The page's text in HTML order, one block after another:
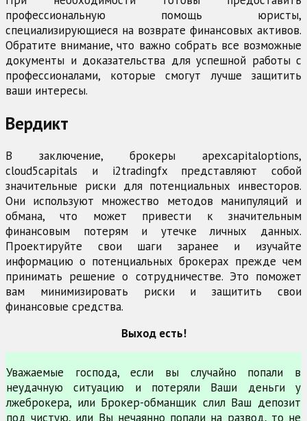
профессиональную помощь юристы,
специализирующиеся на возврате финансовых активов.
Обратите внимание, что важно собрать все возможные
документы и доказательства для успешной работы с
профессионалами, которые смогут лучше защитить
ваши интересы.
Вердикт
В заключение, брокеры apexcapitaloptions,
cloud5capitals и i2tradingfx представляют собой
значительные риски для потенциальных инвесторов.
Они используют множество методов манипуляций и
обмана, что может привести к значительным
финансовым потерям и утечке личных данных.
Проектируйте свои шаги заранее и изучайте
информацию о потенциальных брокерах прежде чем
принимать решение о сотрудничестве. Это поможет
вам минимизировать риски и защитить свои
финансовые средства.
Выход есть!
Уважаемые господа, если вы случайно попали в
неудачную ситуацию и потеряли Ваши деньги у
лжеброкера, или Брокер-обманщик слил Ваш депозит
под чистую, или Вы нечаянно попали на развод, то не